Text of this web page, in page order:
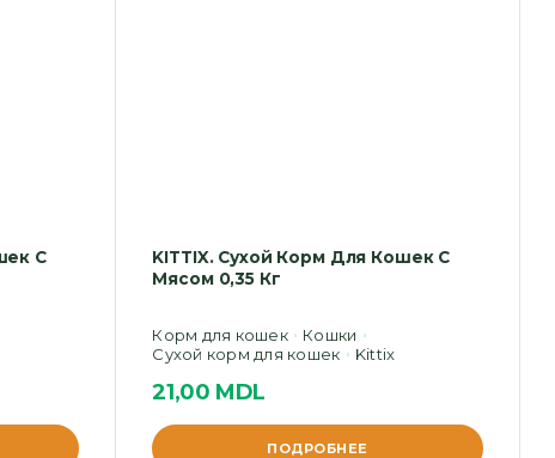
С
KITTIX. Сухой Корм Для Кошек С
Мясом 0,35 Кг
Корм для кошек
Кошки
Сухой корм для кошек
Kittix
21,00 MDL
ПОДРОБНЕЕ